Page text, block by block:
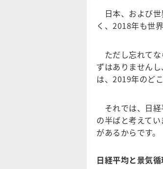
日本、および
く、2018年も世
ただし忘れてな
ずはありません
は、2019年のど
それでは、日
の半ばと考えて
があるからです。
日経平均と景気